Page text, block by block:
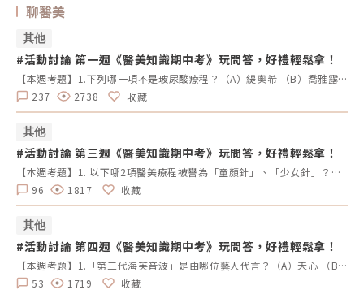
聊醫美
其他
#活動討論 第一週《醫美知識期中考》玩問答，好禮輕鬆拿！
【本週考題】1.下列哪一項不是玻尿酸療程？（A）緹奧希 （B）喬雅露（C）瑞絲朗 （D）喬雅登2. 以下哪2種是膠原蛋白增生劑？（A）喬雅露 （B）4D舒顏萃 （C）瑞絲朗 （D）愛霓密絲3.「Sofwave索夫波」是由哪位藝人代言？（A）小S （B）梁詠琪 （C）蔡淑臻（D）林心如4. 請問最新推出透過高強度電場刺激並訓練臉部上升肌肉的儀器是哪一台？（A）EMBODY核心美力 （B）EXION時空Ｅ電波（C）EMFACE菲斯波（D）EMSCULPT NEO 熱磁減脂5. 請選擇能同時達到瘦小臉、改善動態紋路、瘦小腿及治療眼睛痙攣的療程是？（A）皮秒雷射 （B）玻尿酸 （C）冷凍減脂 （D）肉毒桿菌素【本週活動時間】8/19（一） AM 09：00-8/25（日） PM 23：59【活動獎勵】《LINE POINTS 50點》抽10名會員【活動方式】 活動期間每週一AM09:00將在活動討論區釋出5道醫美問題。 於每週日23:59回覆截止，經核對皆符合活動規範，將於次週一抽出得獎者、發放獎勵。 若經查詢發佈無意義的回文，則喪失抽獎、獲獎資格。例如：非主題回覆、未完整回覆等。 每位會員在當週僅限參與問答乙次。 若當週獲獎的會員帳號，次週仍可參與問答和抽獎。 連續4週皆有參與問答者，不論答案是否正確，皆可參加抽「LINE POINTS 100點」。 每週一會於對應的活動討論區最下方公布得獎會員，請獲獎者務必加入「醫美圈圈官方LINE」以利獎勵發放。【回文範例】1.近期李英愛代言的醫美療程名稱？（A）Z音波（B）十倍電波 （C）精靈電波2.BTL EMFACE中文療程名稱？（A）菲斯波（B）時空E電波3.EMBODY其中療程效果是減脂嗎？（A）是 （B）否4.有小鳳凰之稱的是什麼？（A）玩美電波（B）索夫波 （C）翡翠電波5.玩美電波是由哪位藝人代言？（A）小S （B）隋棠（C）梁詠琪回文範例：Z音波，菲斯波，是，玩美電波，小S※請依照上述回覆格式，以避免混亂。第一週的正確答案：喬雅露，喬雅露、4D舒顏萃，梁詠琪，EMFACE菲斯波，肉毒桿菌素。
237
2738 收藏
其他
#活動討論 第三週《醫美知識期中考》玩問答，好禮輕鬆拿！
【本週考題】1. 以下哪2項醫美療程被譽為「童顏針」、「少女針」？（A）洢蓮絲 (B）薇貝拉 （C）艾麗斯 （D）4D舒顏萃2.下列哪一項療程無法改善痘疤（痤瘡疤痕）？（A）UP雷射 （B）755蜂巢皮秒 （C）得美微針 （D）鳳凰電波3. 擁有真空專利水渦流技術，並搭配3種探頭，能改善粉刺、深層清潔毛孔、去除老廢角質，最後再施以精華導入。請問是哪一項臉部清潔保養的療程？（A）Wishpro唯施葆 （B）海菲秀 （C）二代水光槍 （D）得美微針筆4. 來自英國大廠BTL，結合「微針」與「電波」的優勢，並有電波界「愛馬仕」之稱的是哪一項療程名稱？（A）Q+音波 (B）翡翠電波 (C）女王電波 （D）時空E電波5. 以下哪2項是皮秒雷射的主要用途？（A）改善色素斑 （B）淡化痘疤 (C ）緊緻拉堤 （D）打造輪廓線【本週活動時間】9/2（一）AM09:00 - 9/8（日） PM23:59【活動獎勵】《LINE POINTS 50點》抽10名會員【活動方式】1.活動期間每週一AM09:00將在活動討論區釋出5道醫美問題。2.於每週日23:59回覆截止，經核對皆符合活動規範，將於次週一抽出得獎者、發放獎勵。3.若經查詢發佈無意義的回文，則喪失抽獎、獲獎資格。例如：非主題回覆、未完整回覆等。4.每位會員在當週僅限參與問答乙次。5.若當週獲獎的會員帳號，次週仍可參與問答和抽獎。6.連續4週皆有參與問答者，不論答案是否正確，皆可參加抽「LINE POINTS 100點」。7.每週一會於對應的活動討論區最下方公布得獎會員，請獲獎者務必加入「醫美圈圈官方LINE」以利獎勵發放。【回文範例】1.近期李英愛代言的醫美療程名稱？（A）Z音波（B）十倍電波 （C）精靈電波2.BTL EMFACE中文療程名稱？（A）菲斯波（B）時空E電波3.EMBODY其中療程效果是減脂嗎？（A）是 （B）否4.有小鳳凰之稱的是什麼？（A）玩美電波（B）索夫波 （C）翡翠電波5.玩美電波是由哪位藝人代言？（A）小S （B）隋棠（C）梁詠琪回文範例：Z音波，菲斯波，是，玩美電波，小S※請依照上述回覆格式，以避免混亂。第三週的正確答案如下：洢蓮絲、4D舒顏萃，鳳凰電波，海菲秀，時空E電波，改善色素斑、淡化痘疤
96
1817 收藏
其他
#活動討論 第四週《醫美知識期中考》玩問答，好禮輕鬆拿！
【本週考題】1.「第三代海芙音波」是由哪位藝人代言？（A）天心 （B）陳美鳳 （C）蕭薔 （D）蔡淑臻2.PRP療法的全名是什麼？（A）皮膚再生療法 （B）自體脂肪填充 （C）高濃度血小板血漿療法 （D）增肌減脂3.下列哪3種療程用來提升臉部輪廓線條有幫助？（A）電波拉皮 （B）肉毒桿菌素 （C）玻尿酸 （D）水光針4.以下哪個品牌的玻尿酸在市場上有「隱形玻尿酸」的稱號？（A）仙女玻尿酸 （B）瑞絲朗 （C）喬雅登 （D）緹奧希5.以下哪個針劑品牌來自韓國？（A）4D舒顏萃 （B）洢蓮絲 （C）喬雅登（D）喬雅露【本週活動時間】9/9(一)AM09:00-9/15 PM23:59(日)【活動獎勵】《LINE POINTS 50點》抽10名會員【活動方式】1.活動期間每週一AM09:00將在活動討論區釋出5道醫美問題。2.於每週日23:59回覆截止，經核對皆符合活動規範，將於次週一抽出得獎者、發放獎勵。3.若經查詢發佈無意義的回文，則喪失抽獎、獲獎資格。例如：非主題回覆、未完整回覆等。4.每位會員在當週僅限參與問答乙次。5.若當週獲獎的會員帳號，次週仍可參與問答和抽獎。6.連續4週皆有參與問答者，不論答案是否正確，皆可參加抽「LINE POINTS 100點」。7.每週一會於對應的活動討論區最下方公布得獎會員，請獲獎者務必加入「醫美圈圈官方LINE」以利獎勵發放。【回文範例】1.近期李英愛代言的醫美療程名稱？（A）Z音波（B）十倍電波 （C）精靈電波2.BTL EMFACE中文療程名稱？（A）菲斯波（B）時空E電波3.EMBODY其中療程效果是減脂嗎？（A）是 （B）否4.有小鳳凰之稱的是什麼？（A）玩美電波（B）索夫波 （C）翡翠電波5.玩美電波是由哪位藝人代言？（A）小S （B）隋棠（C）梁詠琪回文範例：Z音波，菲斯波，是，玩美電波，小S※請依照上述回覆格式，以避免混亂。第四週的正確答案如下：蔡淑臻，高濃度血小板血漿療法，電波拉皮、肉毒桿菌素、玻尿酸，緹奧希，喬雅露
53
1719 收藏